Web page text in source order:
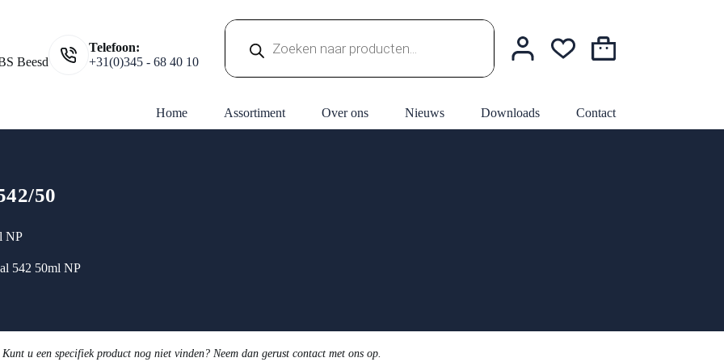
Beesd
Telefoon:
+31(0)345 - 68 40 10
zoeken
Winkelwagen
Home Assortiment Over ons Nieuws Downloads Contact
50
NP
542 50ml NP
u een specifiek product nog niet vinden? Neem dan gerust contact met ons op.